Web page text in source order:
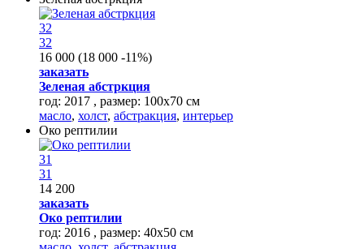
32
32
16 000 (18 000 -11%)
заказать
Зеленая абстркция
год: 2017 , размер: 100х70 см
масло, холст, абстракция, интерьер
Око рептилии
31
31
14 200
заказать
Око рептилии
год: 2016 , размер: 40х50 см